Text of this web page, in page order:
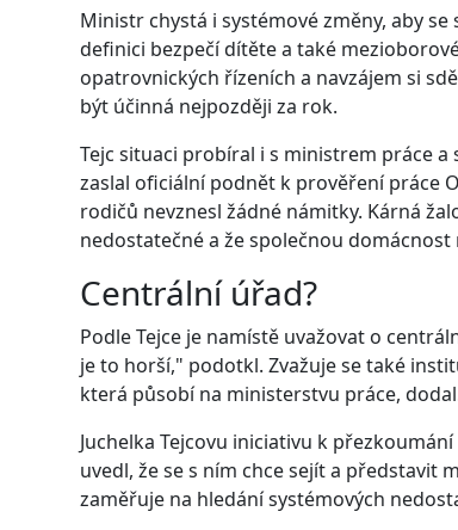
Ministr chystá i systémové změny, aby
definici bezpečí dítěte a také
opatrovnických řízeních a navzájem si
být účinná nejpozději za rok.
Tejc situaci probíral i s ministrem práce a
zaslal oficiální podnět k prověření práce
rodičů nevznesl žádné námitky. Kárná
nedostatečné a že společnou
Centrální úřad?
Podle Tejce je namístě uvažovat o
je to horší," podotkl. Zvažuje se také
která působí na ministerstvu práce,
Juchelka Tejcovu iniciativu k
uvedl, že se s ním chce sejít a představit
zaměřuje na hledání systémových